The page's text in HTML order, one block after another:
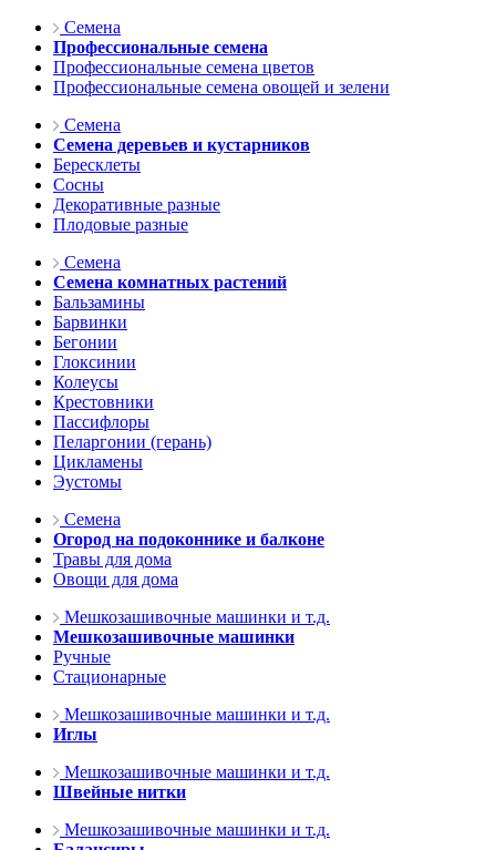
Семена
Профессиональные семена
Профессиональные семена цветов
Профессиональные семена овощей и зелени
Семена
Семена деревьев и кустарников
Бересклеты
Сосны
Декоративные разные
Плодовые разные
Семена
Семена комнатных растений
Бальзамины
Барвинки
Бегонии
Глоксинии
Колеусы
Крестовники
Пассифлоры
Пеларгонии (герань)
Цикламены
Эустомы
Семена
Огород на подоконнике и балконе
Травы для дома
Овощи для дома
Мешкозашивочные машинки и т.д.
Мешкозашивочные машинки
Ручные
Стационарные
Мешкозашивочные машинки и т.д.
Иглы
Мешкозашивочные машинки и т.д.
Швейные нитки
Мешкозашивочные машинки и т.д.